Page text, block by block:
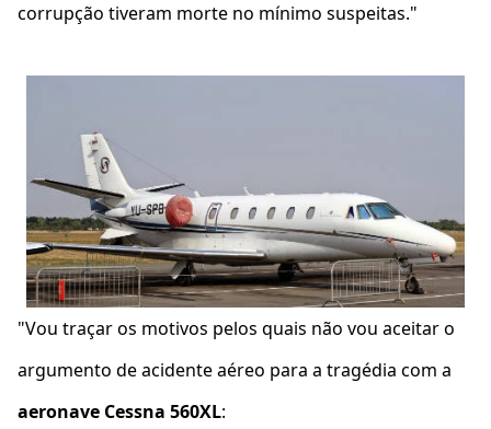
corrupção tiveram morte no mínimo suspeitas."
"Vou traçar os motivos pelos quais não vou aceitar o
argumento de acidente aéreo para a tragédia com a
aeronave Cessna 560XL: